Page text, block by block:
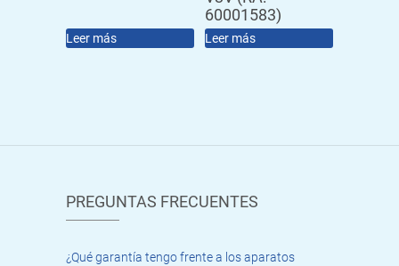
Leer más
60001583)
Leer más
PREGUNTAS FRECUENTES
¿Qué garantía tengo frente a los aparatos